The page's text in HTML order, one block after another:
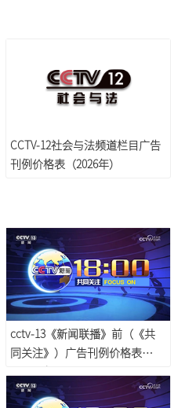
CCTV-12社会与法频道栏目广告
刊例价格表（2026年）
cctv-13《新闻联播》前（《共
同关注》）广告刊例价格表